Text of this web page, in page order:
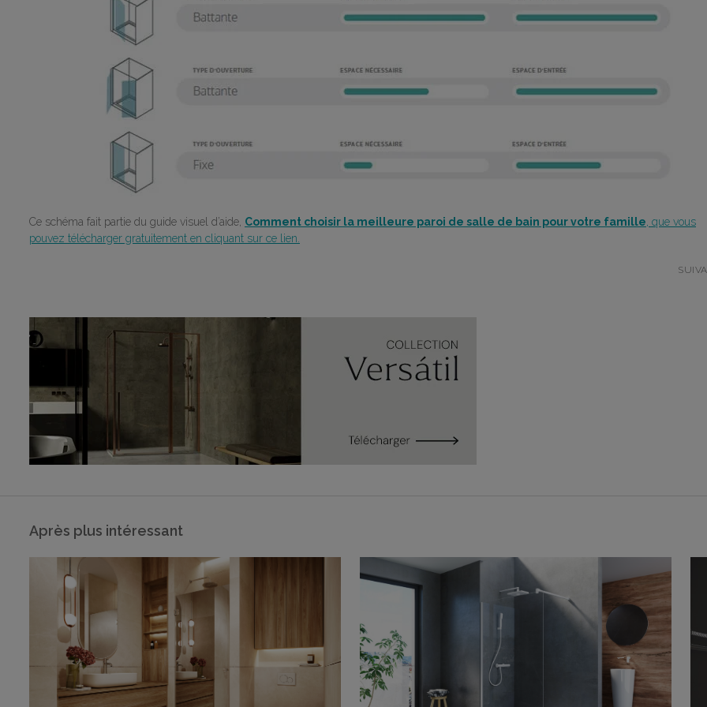
Ce schéma fait partie du guide visuel d’aide, Comment choisir la meilleure paroi de salle de bain pour votre famille, que vous
pouvez télécharger gratuitement en cliquant sur ce lien.
Après plus intéressant